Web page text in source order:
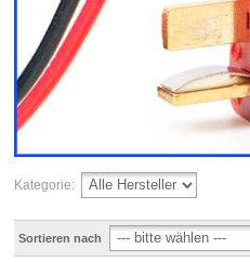
Kategorie:
Sortieren nach